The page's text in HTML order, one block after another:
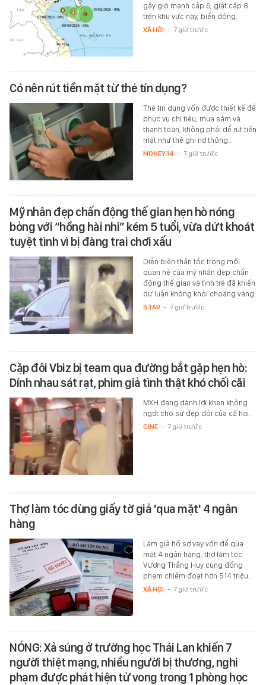
gây gió mạnh cấp 6, giật cấp 8
trên khu vực này, biển động.
XÃ HỘI - 7 giờ trước
Có nên rút tiền mặt từ thẻ tín dụng?
Thẻ tín dụng vốn được thiết kế để
phục vụ chi tiêu, mua sắm và
thanh toán, không phải để rút tiền
mặt như thẻ ghi nợ thông…
MONEY.14 - 7 giờ trước
Mỹ nhân đẹp chấn động thế gian hẹn hò nóng
bỏng với “hồng hài nhi” kém 5 tuổi, vừa dứt khoát
tuyệt tình vì bị đàng trai chơi xấu
Diễn biến thần tốc trong mối
quan hệ của mỹ nhân đẹp chấn
động thế gian và tình trẻ đã khiến
dư luận không khỏi choáng váng.
STAR - 7 giờ trước
Cặp đôi Vbiz bị team qua đường bắt gặp hẹn hò:
Dính nhau sát rạt, phim giả tình thật khó chối cãi
MXH đang dành lời khen không
ngớt cho sự đẹp đôi của cả hai.
CINE - 7 giờ trước
Thợ làm tóc dùng giấy tờ giả 'qua mặt' 4 ngân
hàng
Làm giả hồ sơ vay vốn để qua
mặt 4 ngân hàng, thợ làm tóc
Vương Thắng Huy cùng đồng
phạm chiếm đoạt hơn 514 triệu…
XÃ HỘI - 7 giờ trước
NÓNG: Xả súng ở trường học Thái Lan khiến 7
người thiệt mạng, nhiều người bị thương, nghi
phạm được phát hiện tử vong trong 1 phòng học